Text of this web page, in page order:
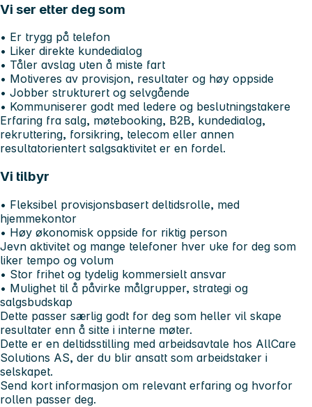
Vi ser etter deg som
• Er trygg på telefon
• Liker direkte kundedialog
• Tåler avslag uten å miste fart
• Motiveres av provisjon, resultater og høy oppside
• Jobber strukturert og selvgående
• Kommuniserer godt med ledere og beslutningstakere
Erfaring fra salg, møtebooking, B2B, kundedialog,
rekruttering, forsikring, telecom eller annen
resultatorientert salgsaktivitet er en fordel.
Vi tilbyr
• Fleksibel provisjonsbasert deltidsrolle, med
hjemmekontor
• Høy økonomisk oppside for riktig person
Jevn aktivitet og mange telefoner hver uke for deg som
liker tempo og volum
• Stor frihet og tydelig kommersielt ansvar
• Mulighet til å påvirke målgrupper, strategi og
salgsbudskap
Dette passer særlig godt for deg som heller vil skape
resultater enn å sitte i interne møter.
Dette er en deltidsstilling med arbeidsavtale hos AllCare
Solutions AS, der du blir ansatt som arbeidstaker i
selskapet.
Send kort informasjon om relevant erfaring og hvorfor
rollen passer deg.